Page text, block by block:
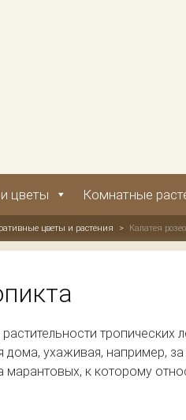
цветы Комнатные
цветы и растения > Калатея
ухаживая, например,
к которому